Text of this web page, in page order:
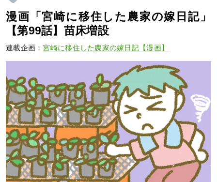
漫画「宮崎に移住した農家の嫁日記」
【第99話】苗床増設
連載企画：宮崎に移住した農家の嫁日記【漫画】